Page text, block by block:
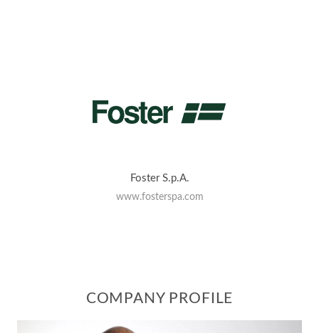
Foster S.p.A.
www.fosterspa.com
COMPANY PROFILE